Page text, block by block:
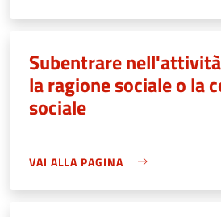
Subentrare
la ragione sociale o la
sociale
VAI ALLA PAGINA